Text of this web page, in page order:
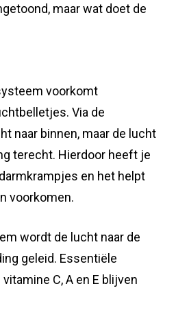
maar wat doet de
voorkomt
Via de
naar binnen, maar de lucht
terecht. Hierdoor heeft je
en het helpt
voorkomen.
wordt de lucht naar de
geleid. Essentiële
C, A en E blijven